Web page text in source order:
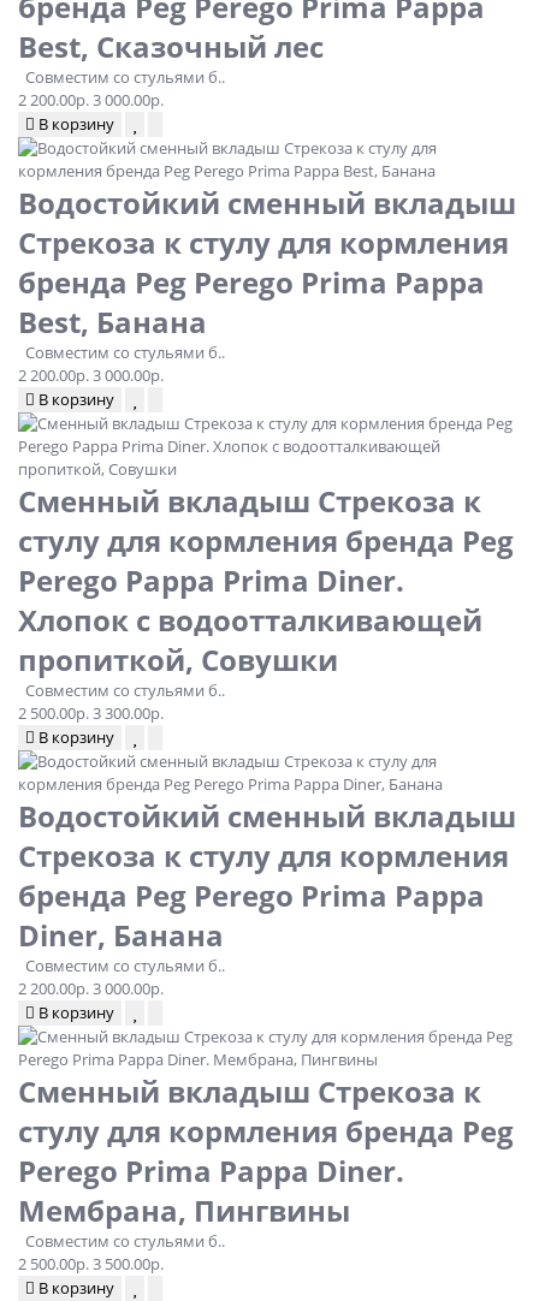
Best, Сказочный лес
Совместим со стульями б..
2 200.00р.3 000.00р.
В корзину
Водостойкий сменный вкладыш
Стрекоза к стулу для кормления
бренда Peg Perego Prima Pappa
Best, Банана
Совместим со стульями б..
2 200.00р.3 000.00р.
В корзину
Сменный вкладыш Стрекоза к
стулу для кормления бренда Peg
Perego Pappa Prima Diner.
Хлопок с водоотталкивающей
пропиткой, Совушки
Совместим со стульями б..
2 500.00р.3 300.00р.
В корзину
Водостойкий сменный вкладыш
Стрекоза к стулу для кормления
бренда Peg Perego Prima Pappa
Diner, Банана
Совместим со стульями б..
2 200.00р.3 000.00р.
В корзину
Сменный вкладыш Стрекоза к
стулу для кормления бренда Peg
Perego Prima Pappa Diner.
Мембрана, Пингвины
Совместим со стульями б..
2 500.00р.3 500.00р.
В корзину